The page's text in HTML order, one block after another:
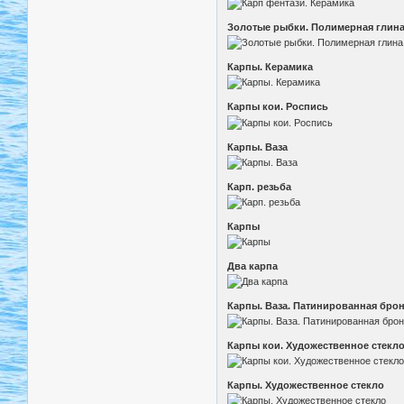
Золотые рыбки. Полимерная глина
Карпы. Керамика
Карпы кои. Роспись
Карпы. Ваза
Карп. резьба
Карпы
Два карпа
Карпы. Ваза. Патинированная
Карпы кои. Художественное стекло
Карпы. Художественное стекло